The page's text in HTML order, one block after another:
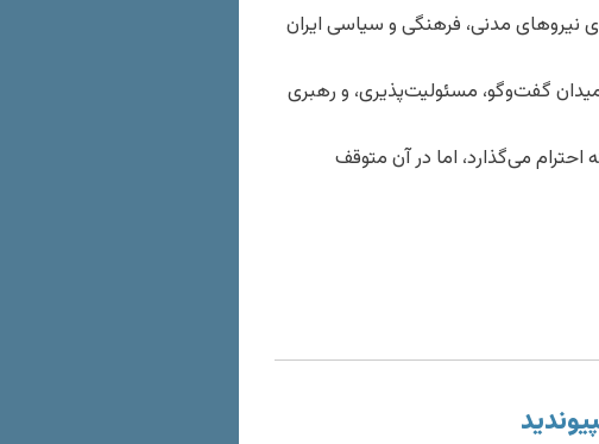
مدنی، فرهنگی و سیاسی ایران
میدان گفت‌وگو، مسئولیت‌پذیری، و رهبری
می‌گذارد، اما در آن متوقف